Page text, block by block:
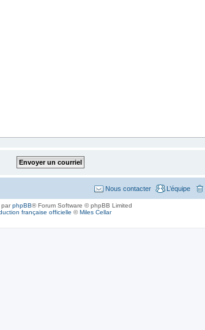
L’équipe
Nous contacter
parphpBB® Forum Software © phpBB Limited
française officielle ©Miles Cellar